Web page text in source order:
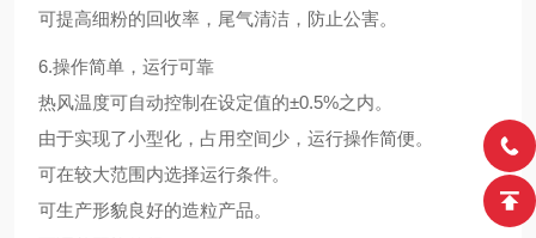
可提高细粉的回收率，尾气清洁，防止公害。
6.操作简单，运行可靠
热风温度可自动控制在设定值的±0.5%之内。
由于实现了小型化，占用空间少，运行操作简便。
可在较大范围内选择运行条件。
可生产形貌良好的造粒产品。